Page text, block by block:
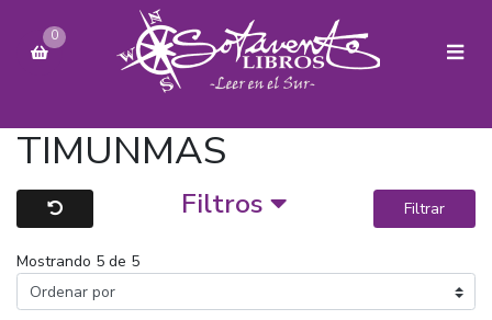
0
TIMUNMAS
Filtros Filtrar
Mostrando 5 de 5